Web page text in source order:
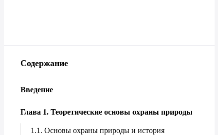
Содержание
Введение
Глава 1. Теоретические основы охраны природы
1.1. Основы охраны природы и история